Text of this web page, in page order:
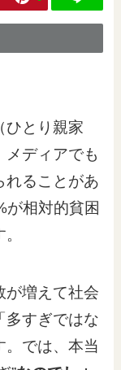
ひとり親家
メディアでも
れることがあ
が相対的貧困
が増えて社会
多すぎではな
。では、本当